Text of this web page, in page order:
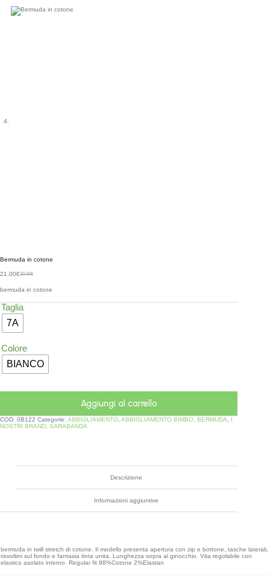
Bermuda in cotone
30,00€
21,00€
bermuda in cotone
Taglia
7A
Colore
BIANCO
Aggiungi al carrello
COD: 0B122 Categorie: ABBIGLIAMENTO ABBIGLIAMENTO BIMBO BERMUDA
I
NOSTRI BRAND SARABANDA
Descrizione
Informazioni aggiuntive
bermuda in twill stretch di cotone. Il modello presenta apertura con zip e bottone, tasche laterali,
risvoltini sul fondo e fantasia tinta unita. Lunghezza sopra al ginocchio. Vita regolabile con
elastico asolato interno. Regular fit 98%Cotone 2%Elastan